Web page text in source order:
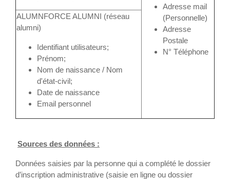
Adresse mail
(Personnelle)
Adresse
Postale
N° Téléphone
ALUMNFORCE ALUMNI (réseau
alumni)
Identifiant utilisateurs;
Prénom;
Nom de naissance / Nom
d'état-civil;
Date de naissance
Email personnel
Sources des données :
Données saisies par la personne qui a complété le dossier
d’inscription administrative (saisie en ligne ou dossier